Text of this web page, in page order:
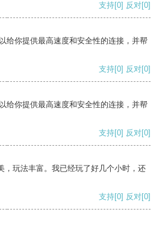
支持[0] 反对[0]
给你提供最高速度和安全性的连接，并帮
支持[0] 反对[0]
给你提供最高速度和安全性的连接，并帮
支持[0] 反对[0]
，玩法丰富。我已经玩了好几个小时，还
支持[0] 反对[0]